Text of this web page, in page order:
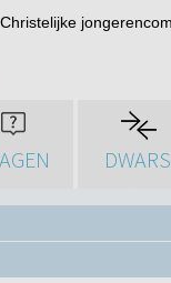
Christelijke
DWARS